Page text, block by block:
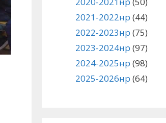
2021-2022нр (44)
2022-2023нр (75)
2023-2024нр (97)
2024-2025нр (98)
2025-2026нр (64)